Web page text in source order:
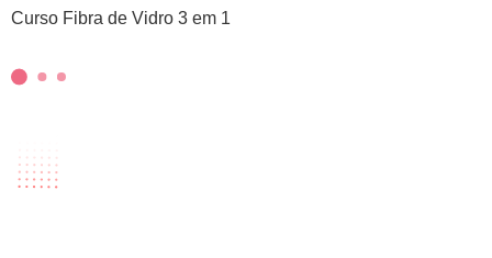
Curso Fibra de Vidro 3 em 1